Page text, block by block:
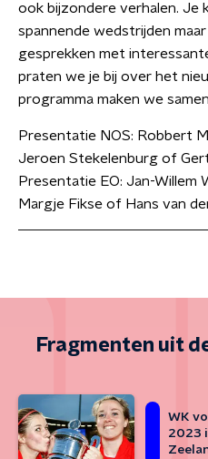
ook bijzondere verhalen. Je
spannende wedstrijden
gesprekken met
praten we je bij over het
programma maken we
Presentatie NOS: Robbert
Jeroen Stekelenburg of
Presentatie EO: Jan-Willem
Margje Fikse of Hans van
Fragmenten uit
WK
2023